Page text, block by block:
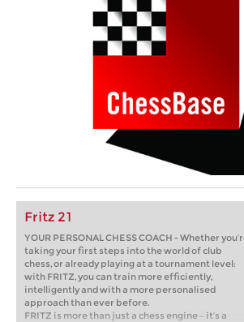
Fritz 21
YOUR PERSONAL CHESS COACH - Whether
taking your first steps into the world of club
chess, or already playing at a tournament level:
with FRITZ, you can train more efficiently,
intelligently and with a more personalised
approach than ever before.
FRITZ is more than just a chess engine – it’s a